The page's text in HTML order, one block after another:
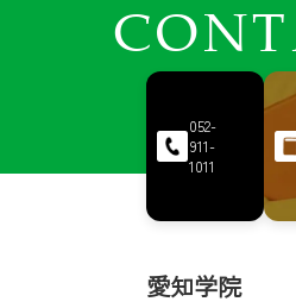
052-
911-
1011
愛知学院